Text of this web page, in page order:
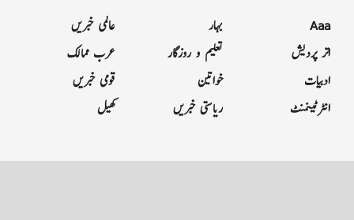
Aaa
اتر پردیش
ادبیات
انٹرٹینمنٹ
بہار
تعلیم و روزگار
خواتین
ریاستی خبریں
عالمی خبریں
عرب ممالک
قومی خبریں
کھیل